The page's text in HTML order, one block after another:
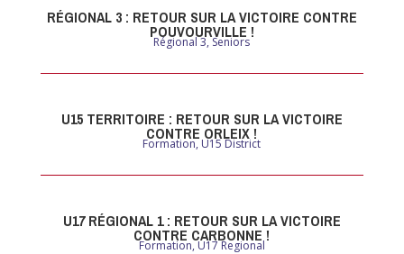
RÉGIONAL 3 : RETOUR SUR LA VICTOIRE CONTRE
POUVOURVILLE !
Régional 3,Seniors
U15 TERRITOIRE : RETOUR SUR LA VICTOIRE
CONTRE ORLEIX !
Formation,U15 District
U17 RÉGIONAL 1 : RETOUR SUR LA VICTOIRE
CONTRE CARBONNE !
Formation,U17 Regional